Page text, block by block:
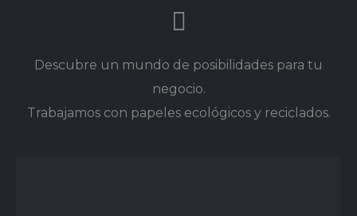
Descubre un mundo de posibilidades para tu
negocio.
Trabajamos con papeles ecológicos y reciclados.